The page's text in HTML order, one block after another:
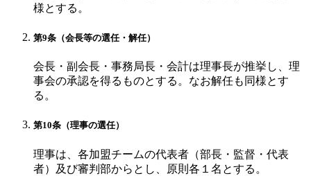
様とする。
第9条（会長等の選任・解任）
会長・副会長・事務局長・会計は理事長が推挙し、理
事会の承認を得るものとする。なお解任も同様とす
る。
第10条（理事の選任）
理事は、各加盟チームの代表者（部長・監督・代表
者）及び審判部からとし、原則各１名とする。